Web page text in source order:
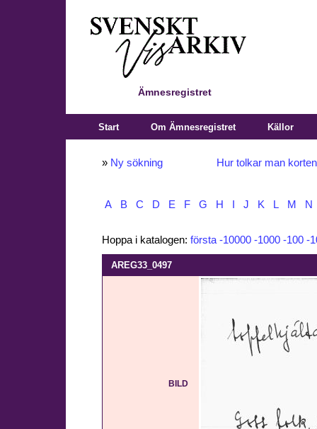
Ämnesregistret
Start Om Ämnesregistret Källor
» Ny sökning Hur tolkar man
A B C D E F G H J K L M N
Hoppa i katalogen: första -10000 -1000 -100 -
AREG33_0497
BILD